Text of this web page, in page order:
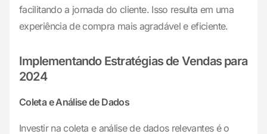
facilitando a jornada do cliente. Isso resulta em uma
experiência de compra mais agradável e eficiente.
Implementando Estratégias de Vendas para
2024
Coleta e Análise de Dados
Investir na coleta e análise de dados relevantes é o